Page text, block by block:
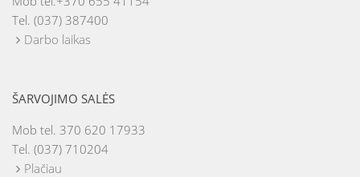
Tel. (037) 387400
Darbo laikas
ŠARVOJIMO SALĖS
Mob tel. 370 620 17933
Tel. (037) 710204
Plačiau